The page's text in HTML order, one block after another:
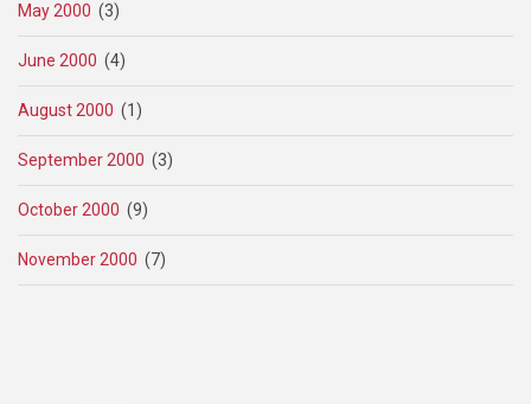
May 2000 (3)
June 2000 (4)
August 2000 (1)
September 2000 (3)
October 2000 (9)
November 2000 (7)